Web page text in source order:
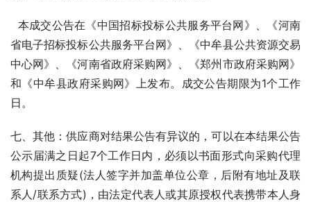
本成交公告在《中国招标投标公共服务平台网》、《河南
省电子招标投标公共服务平台网》、《中牟县公共资源交易
中心网》、《河南省政府采购网》、《郑州市政府采购网》
和《中牟县政府采购网》上发布。成交公告期限为1个工作
日。
七、其他：供应商对结果公告有异议的，可以在本结果公告
公示届满之日起7个工作日内，必须以书面形式向采购代理
机构提出质疑(法人签字并加盖单位公章，后附有地址及联
系人/联系方式)，由法定代表人或其原授权代表携带本人身